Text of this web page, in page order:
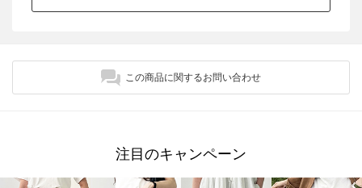
この商品に関するお問い合わせ
注目のキャンペーン